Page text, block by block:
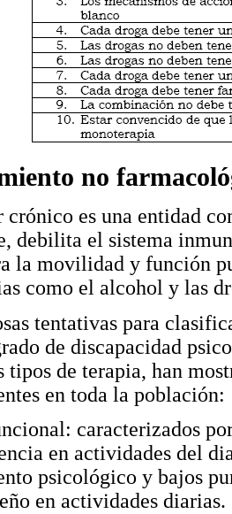
no
es una entidad
debilita el sistema
la movilidad y función
como el alcohol y las
tentativas para
de discapacidad
tipos de terapia, han
en toda la población:
caracterizados
en actividades del
psicológico y bajos
en actividades diarias.